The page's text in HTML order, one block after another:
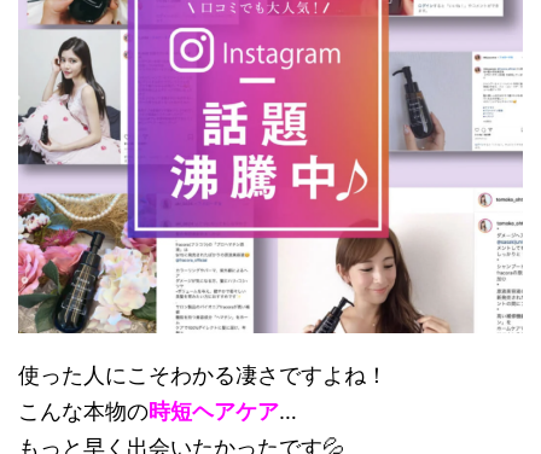
使った人にこそわかる凄さですよね！
こんな本物の時短ヘアケア…
もっと早く出会いたかったです💦